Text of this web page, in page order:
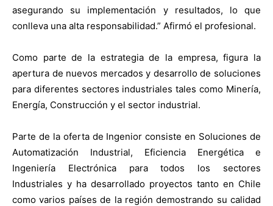
asegurando su implementación y resultados, lo que
conlleva una alta responsabilidad.” Afirmó el profesional.
Como parte de la estrategia de la empresa, figura la
apertura de nuevos mercados y desarrollo de soluciones
para diferentes sectores industriales tales como Minería,
Energía, Construcción y el sector industrial.
Parte de la oferta de Ingenior consiste en Soluciones de
Automatización Industrial, Eficiencia Energética e
Ingeniería Electrónica para todos los sectores
Industriales y ha desarrollado proyectos tanto en Chile
como varios países de la región demostrando su calidad